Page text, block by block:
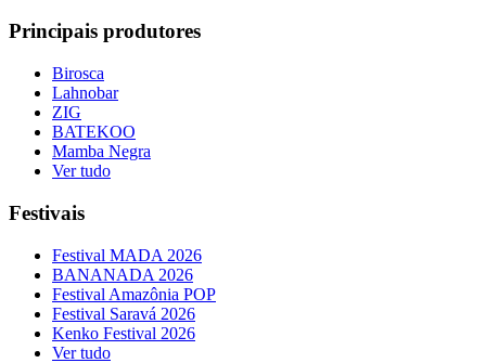
Principais produtores
Birosca
Lahnobar
ZIG
BATEKOO
Mamba Negra
Ver tudo
Festivais
Festival MADA 2026
BANANADA 2026
Festival Amazônia POP
Festival Saravá 2026
Kenko Festival 2026
Ver tudo